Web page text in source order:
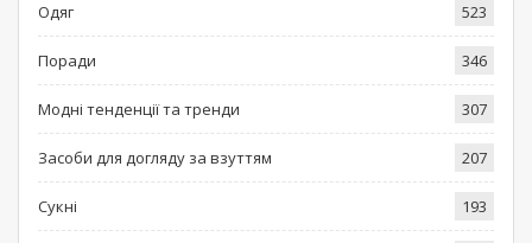
Одяг 523
Поради 346
Модні тенденції та тренди 307
Засоби для догляду за взуттям 207
Сукні 193